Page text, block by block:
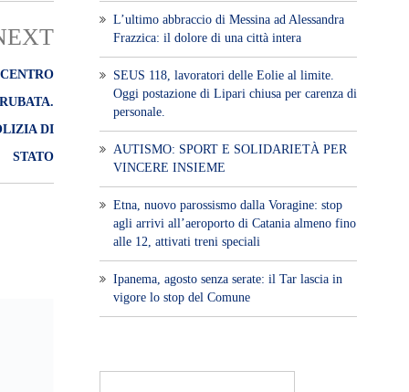
DI
STATO
L’ultimo abbraccio di Messina ad Alessandra
Frazzica: il dolore di una città intera
SEUS 118, lavoratori delle Eolie al limite.
Oggi postazione di Lipari chiusa per carenza di
personale.
AUTISMO: SPORT E SOLIDARIETÀ PER
VINCERE INSIEME
Etna, nuovo parossismo dalla Voragine: stop
agli arrivi all’aeroporto di Catania almeno fino
alle 12, attivati treni speciali
Ipanema, agosto senza serate: il Tar lascia in
vigore lo stop del Comune